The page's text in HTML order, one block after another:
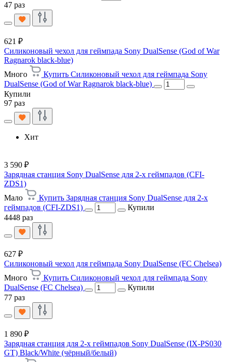
47 раз
621 ₽
Силиконовый чехол для геймпада Sony DualSense (God of War
Ragnarok black-blue)
Много
Купить Силиконовый чехол для геймпада Sony
DualSense (God of War Ragnarok black-blue)
Купили
97 раз
Хит
3 590 ₽
Зарядная станция Sony DualSense для 2-х геймпадов (CFI-
ZDS1)
Мало
Купить Зарядная станция Sony DualSense для 2-х
геймпадов (CFI-ZDS1)
Купили
4448 раз
627 ₽
Силиконовый чехол для геймпада Sony DualSense (FC Chelsea)
Много
Купить Силиконовый чехол для геймпада Sony
DualSense (FC Chelsea)
Купили
77 раз
1 890 ₽
Зарядная станция для 2-х геймпадов Sony DualSense (IX-PS030
GT) Black/White (чёрный/белый)